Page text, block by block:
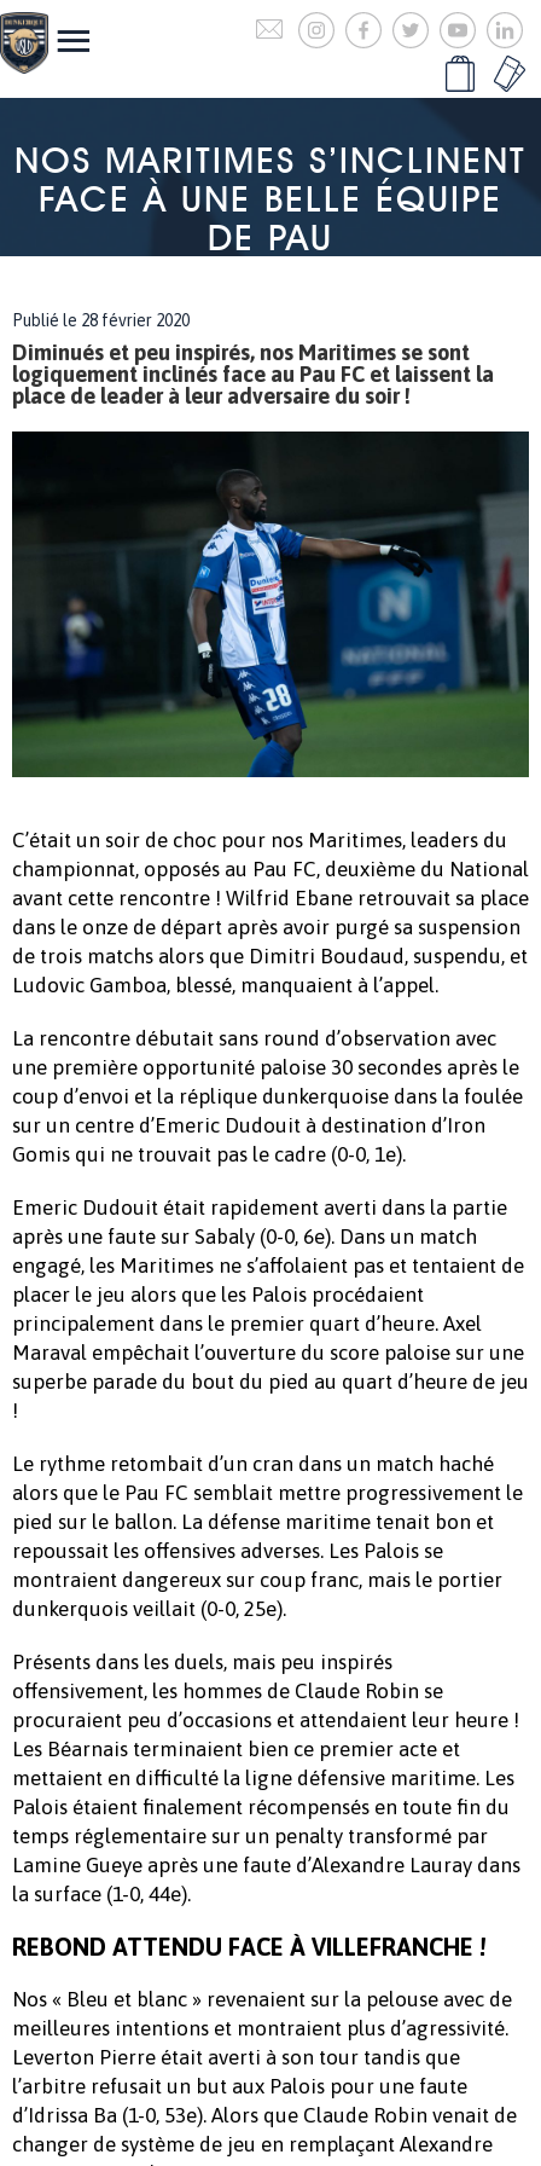
NOS MARITIMES S’INCLINENT
FACE À UNE BELLE ÉQUIPE
DE PAU
Publié le 28 février 2020
Diminués et peu inspirés, nos Maritimes se sont
logiquement inclinés face au Pau FC et laissent la
place de leader à leur adversaire du soir !
C’était un soir de choc pour nos Maritimes, leaders du
championnat, opposés au Pau FC, deuxième du National
avant cette rencontre ! Wilfrid Ebane retrouvait sa place
dans le onze de départ après avoir purgé sa suspension
de trois matchs alors que Dimitri Boudaud, suspendu, et
Ludovic Gamboa, blessé, manquaient à l’appel.
La rencontre débutait sans round d’observation avec
une première opportunité paloise 30 secondes après le
coup d’envoi et la réplique dunkerquoise dans la foulée
sur un centre d’Emeric Dudouit à destination d’Iron
Gomis qui ne trouvait pas le cadre (0-0, 1e).
Emeric Dudouit était rapidement averti dans la partie
après une faute sur Sabaly (0-0, 6e). Dans un match
engagé, les Maritimes ne s’affolaient pas et tentaient de
placer le jeu alors que les Palois procédaient
principalement dans le premier quart d’heure. Axel
Maraval empêchait l’ouverture du score paloise sur une
superbe parade du bout du pied au quart d’heure de jeu
!
Le rythme retombait d’un cran dans un match haché
alors que le Pau FC semblait mettre progressivement le
pied sur le ballon. La défense maritime tenait bon et
repoussait les offensives adverses. Les Palois se
montraient dangereux sur coup franc, mais le portier
dunkerquois veillait (0-0, 25e).
Présents dans les duels, mais peu inspirés
offensivement, les hommes de Claude Robin se
procuraient peu d’occasions et attendaient leur heure !
Les Béarnais terminaient bien ce premier acte et
mettaient en difficulté la ligne défensive maritime. Les
Palois étaient finalement récompensés en toute fin du
temps réglementaire sur un penalty transformé par
Lamine Gueye après une faute d’Alexandre Lauray dans
la surface (1-0, 44e).
REBOND ATTENDU FACE À VILLEFRANCHE !
Nos « Bleu et blanc » revenaient sur la pelouse avec de
meilleures intentions et montraient plus d’agressivité.
Leverton Pierre était averti à son tour tandis que
l’arbitre refusait un but aux Palois pour une faute
d’Idrissa Ba (1-0, 53e). Alors que Claude Robin venait de
changer de système de jeu en remplaçant Alexandre